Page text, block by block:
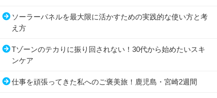
ソーラーパネルを最大限に活かすための実践的な使い方と考
え方
Tゾーンのテカりに振り回されない！30代から始めたいスキ
ンケア
仕事を頑張ってきた私へのご褒美旅！鹿児島・宮崎2週間